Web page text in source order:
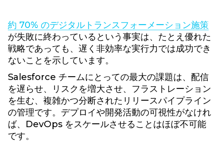
約 70% のデジタルトランスフォーメーション施策
が失敗に終わっているという事実は、たとえ優れた
戦略であっても、遅く非効率な実行力では成功でき
ないことを示しています。
Salesforce チームにとっての最大の課題は、配信
を遅らせ、リスクを増大させ、フラストレーション
を生む、複雑かつ分断されたリリースパイプライン
の管理です。デプロイや開発活動の可視性がなけれ
ば、DevOps をスケールさせることはほぼ不可能
です。